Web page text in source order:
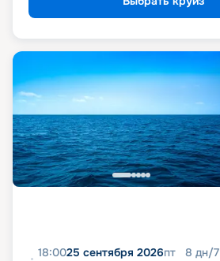
18:0025 сентября 2026пт 8 дн/7